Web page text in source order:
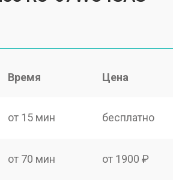
Время Цена
от 15 мин бесплатно
от 70 мин от 1900 ₽